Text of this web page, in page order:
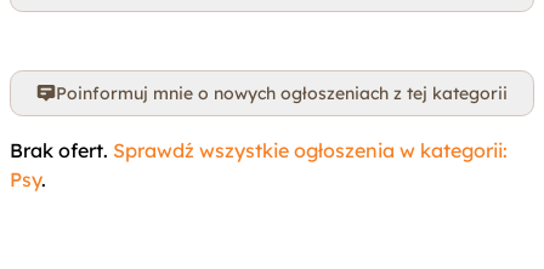
swojej rodziny i bardzo oddane swojemu opiekunowi. Mają
bardzo aktywne - uwielbiają długie spacery, treningi i zabawy
na świeżym powietrzu. Średnia długość życia przedstawicieli
Poinformuj mnie o nowych ogłoszeniach z tej kategorii
Brak ofert. Sprawdź wszystkie ogłoszenia w kategorii:
Psy.